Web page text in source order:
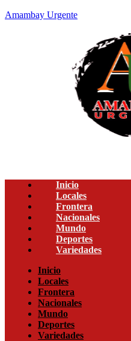
Amambay Urgente
Inicio
Locales
Frontera
Nacionales
Mundo
Deportes
Variedades
Menu
Inicio
Locales
Frontera
Nacionales
Mundo
Deportes
Variedades